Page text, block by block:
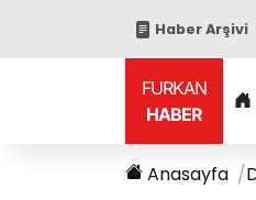
Haber Arşivi
FURKAN
HABER
Anasayfa